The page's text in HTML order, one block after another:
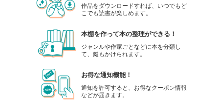
作品をダウンロードすれば、いつでもど
こでも読書が楽しめます。
本棚を作って本の整理ができる！
ジャンルや作家ごとなどに本を分類し
て、鍵もかけられます。
お得な通知機能！
通知を許可すると、お得なクーポン情報
などが届きます。